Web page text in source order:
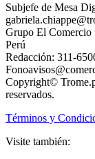
Subjefe de Mesa
Grupo El Comercio
Perú
Redacción: 311-
Copyright©
reservados.
Términos y
Visite también: